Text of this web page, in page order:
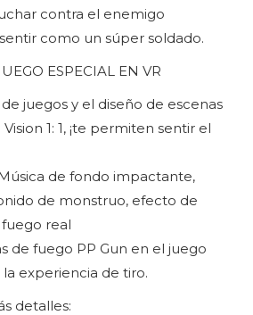
contra el enemigo
como un súper soldado.
ESPECIAL EN VR
juegos y el diseño de escenas
1: 1, ¡te permiten sentir el
de fondo impactante,
de monstruo, efecto de
real
de fuego PP Gun en el juego
experiencia de tiro.
detalles: